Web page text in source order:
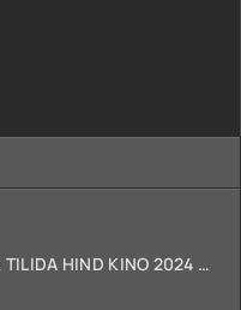
SALAAR 2 QISMI UZBEK TILIDA HIND KINO 2024 TARJIMA 720p HD Skachat